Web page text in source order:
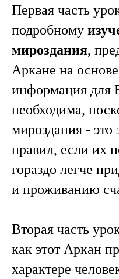
Первая часть
подробному
мироздания,
Аркане на
информация для
необходима,
мироздания -
правил, если их
гораздо легче
и проживанию
Вторая часть
как этот Аркан
характере